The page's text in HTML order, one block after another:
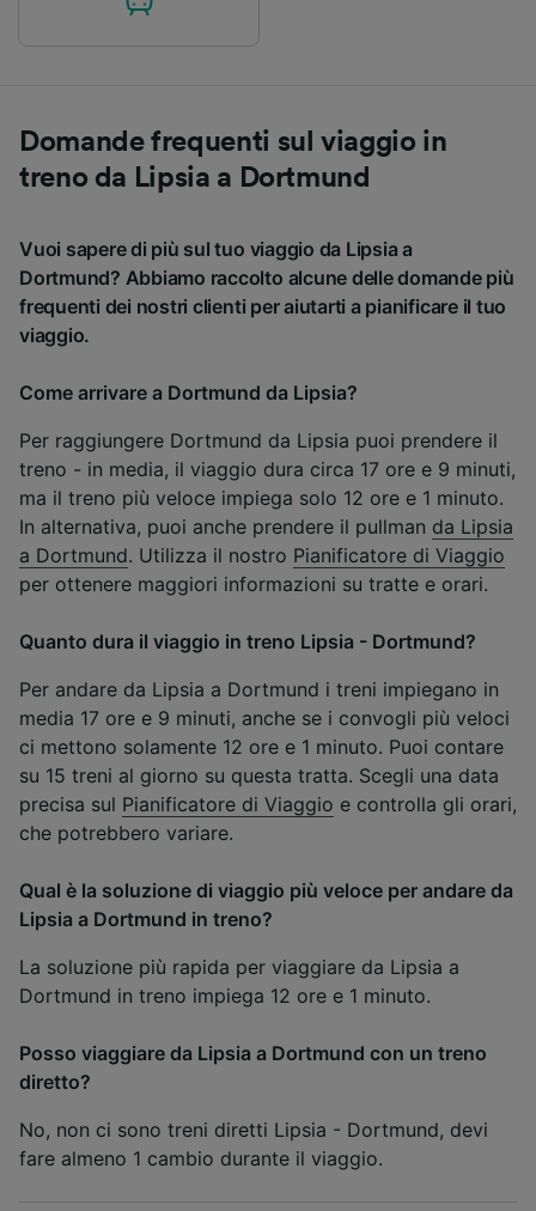
Domande frequenti sul viaggio in
treno da Lipsia a Dortmund
Vuoi sapere di più sul tuo viaggio da Lipsia a
Dortmund? Abbiamo raccolto alcune delle domande più
frequenti dei nostri clienti per aiutarti a pianificare il tuo
viaggio.
Come arrivare a Dortmund da Lipsia?
Per raggiungere Dortmund da Lipsia puoi prendere il
treno - in media, il viaggio dura circa 17 ore e 9 minuti,
ma il treno più veloce impiega solo 12 ore e 1 minuto.
In alternativa, puoi anche prendere il pullman da Lipsia
a Dortmund. Utilizza il nostro Pianificatore di Viaggio
per ottenere maggiori informazioni su tratte e orari.
Quanto dura il viaggio in treno Lipsia - Dortmund?
Per andare da Lipsia a Dortmund i treni impiegano in
media 17 ore e 9 minuti, anche se i convogli più veloci
ci mettono solamente 12 ore e 1 minuto. Puoi contare
su 15 treni al giorno su questa tratta. Scegli una data
precisa sul Pianificatore di Viaggio e controlla gli orari,
che potrebbero variare.
Qual è la soluzione di viaggio più veloce per andare da
Lipsia a Dortmund in treno?
La soluzione più rapida per viaggiare da Lipsia a
Dortmund in treno impiega 12 ore e 1 minuto.
Posso viaggiare da Lipsia a Dortmund con un treno
diretto?
No, non ci sono treni diretti Lipsia - Dortmund, devi
fare almeno 1 cambio durante il viaggio.